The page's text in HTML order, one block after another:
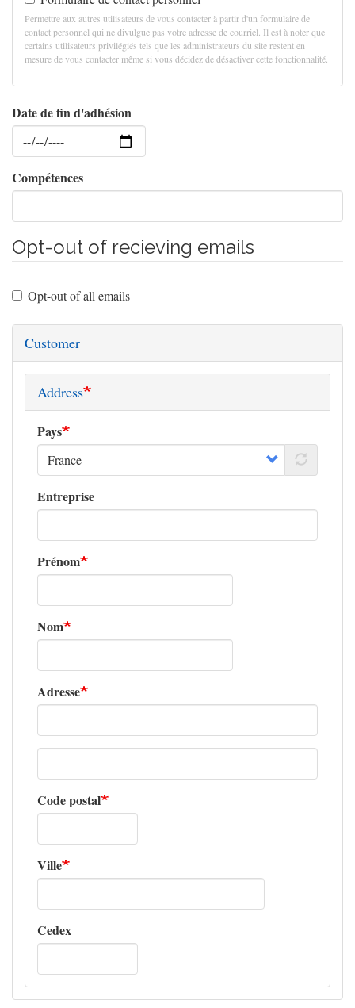
Permettre aux autres utilisateurs de vous contacter à partir d'un formulaire de
contact personnel qui ne divulgue pas votre adresse de courriel. Il est à noter que
certains utilisateurs privilégiés tels que les administrateurs du site restent en
mesure de vous contacter même si vous décidez de désactiver cette fonctionnalité.
Date de fin d'adhésion
Date
Compétences
Opt-out of recieving emails
Opt-out of all emails
Customer
Address
Pays
Entreprise
Prénom
Nom
Adresse
Adresse
Code postal
Ville
Cedex